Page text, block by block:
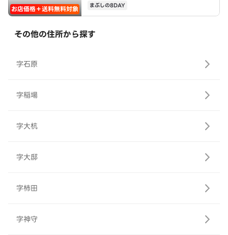
お店価格＋送料無料対象 まぶしの8DAY
その他の住所から探す
字石原
字稲場
字大杭
字大邸
字柿田
字神守